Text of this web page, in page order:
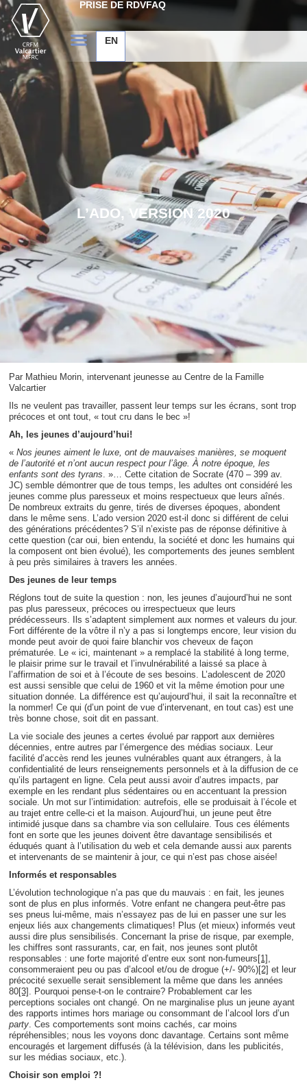
PRISE DE RDVFAQ
EN
L’ADO, VERSION 2020
Par Mathieu Morin, intervenant jeunesse au Centre de la Famille
Valcartier
Ils ne veulent pas travailler, passent leur temps sur les écrans, sont trop
précoces et ont tout, « tout cru dans le bec »!
Ah, les jeunes d’aujourd’hui!
« Nos jeunes aiment le luxe, ont de mauvaises manières, se moquent
de l’autorité et n’ont aucun respect pour l’âge. À notre époque, les
enfants sont des tyrans. »… Cette citation de Socrate (470 – 399 av.
JC) semble démontrer que de tous temps, les adultes ont considéré les
jeunes comme plus paresseux et moins respectueux que leurs aînés.
De nombreux extraits du genre, tirés de diverses époques, abondent
dans le même sens. L’ado version 2020 est-il donc si différent de celui
des générations précédentes? S’il n’existe pas de réponse définitive à
cette question (car oui, bien entendu, la société et donc les humains qui
la composent ont bien évolué), les comportements des jeunes semblent
à peu près similaires à travers les années.
Des jeunes de leur temps
Réglons tout de suite la question : non, les jeunes d’aujourd’hui ne sont
pas plus paresseux, précoces ou irrespectueux que leurs
prédécesseurs. Ils s’adaptent simplement aux normes et valeurs du jour.
Fort différente de la vôtre il n’y a pas si longtemps encore, leur vision du
monde peut avoir de quoi faire blanchir vos cheveux de façon
prématurée. Le « ici, maintenant » a remplacé la stabilité à long terme,
le plaisir prime sur le travail et l’invulnérabilité a laissé sa place à
l’affirmation de soi et à l’écoute de ses besoins. L’adolescent de 2020
est aussi sensible que celui de 1960 et vit la même émotion pour une
situation donnée. La différence est qu’aujourd’hui, il sait la reconnaître et
la nommer! Ce qui (d’un point de vue d’intervenant, en tout cas) est une
très bonne chose, soit dit en passant.
La vie sociale des jeunes a certes évolué par rapport aux dernières
décennies, entre autres par l’émergence des médias sociaux. Leur
facilité d’accès rend les jeunes vulnérables quant aux étrangers, à la
confidentialité de leurs renseignements personnels et à la diffusion de ce
qu’ils partagent en ligne. Cela peut aussi avoir d’autres impacts, par
exemple en les rendant plus sédentaires ou en accentuant la pression
sociale. Un mot sur l’intimidation: autrefois, elle se produisait à l’école et
au trajet entre celle-ci et la maison. Aujourd’hui, un jeune peut être
intimidé jusque dans sa chambre via son cellulaire. Tous ces éléments
font en sorte que les jeunes doivent être davantage sensibilisés et
éduqués quant à l’utilisation du web et cela demande aussi aux parents
et intervenants de se maintenir à jour, ce qui n’est pas chose aisée!
Informés et responsables
L’évolution technologique n’a pas que du mauvais : en fait, les jeunes
sont de plus en plus informés. Votre enfant ne changera peut-être pas
ses pneus lui-même, mais n’essayez pas de lui en passer une sur les
enjeux liés aux changements climatiques! Plus (et mieux) informés veut
aussi dire plus sensibilisés. Concernant la prise de risque, par exemple,
les chiffres sont rassurants, car, en fait, nos jeunes sont plutôt
responsables : une forte majorité d’entre eux sont non-fumeurs [1] ,
consommeraient peu ou pas d’alcool et/ou de drogue (+/- 90%)[2] et leur
précocité sexuelle serait sensiblement la même que dans les années
80[3] . Pourquoi pense-t-on le contraire? Probablement car les
perceptions sociales ont changé. On ne marginalise plus un jeune ayant
des rapports intimes hors mariage ou consommant de l’alcool lors d’un
party. Ces comportements sont moins cachés, car moins
répréhensibles; nous les voyons donc davantage. Certains sont même
encouragés et largement diffusés (à la télévision, dans les publicités,
sur les médias sociaux, etc.).
Choisir son emploi ?!